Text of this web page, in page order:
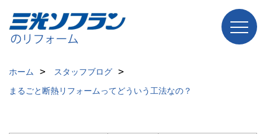
ホーム
スタッフブログ
まるごと断熱リフォームってどういう工法なの？